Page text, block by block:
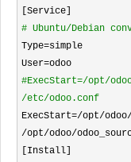
# Ubuntu/Debian
Type=simple
User=
#ExecStart=/opt/
/etc/odoo.conf
ExecStart=/opt/
/opt/odoo/
[Install]